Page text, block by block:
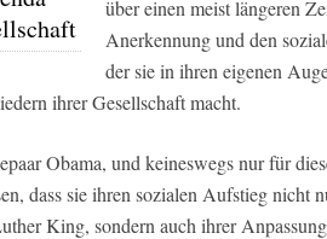
über einen meist längeren
Anerkennung und den
der sie in ihren eigenen
ihrer Gesellschaft macht.
Obama, und keineswegs nur für
dass sie ihren sozialen Aufstieg nicht
King, sondern auch ihrer